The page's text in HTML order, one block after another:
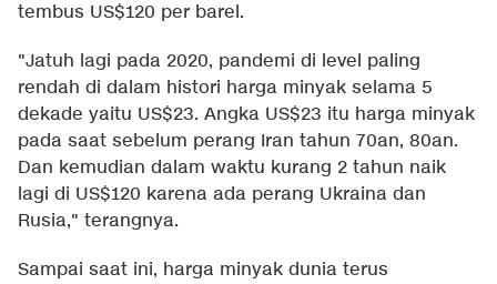
tembus US$120 per barel.
"Jatuh lagi pada 2020, pandemi di level paling
rendah di dalam histori harga minyak selama 5
dekade yaitu US$23. Angka US$23 itu harga minyak
pada saat sebelum perang Iran tahun 70an, 80an.
Dan kemudian dalam waktu kurang 2 tahun naik
lagi di US$120 karena ada perang Ukraina dan
Rusia," terangnya.
Sampai saat ini, harga minyak dunia terus